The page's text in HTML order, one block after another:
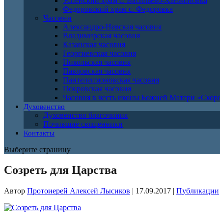
Федоровский храм с. Федоровка
Часовни
Александро-Невская часовня
Владимирская часовня
Казанская часовня
Георгиевская часовня
Никольская часовня
Павловская часовня
Пантелеимоновская часовня
Покровская часовня
Часовня в честь иконы Божией Матери
Духовенство
Духовенство благочиния
Почившие священники
Контакты
Выберите страницу
Созреть для Царства
Автор Протоиерей Алексей Лысиков | 17.09.2017 | Публикации